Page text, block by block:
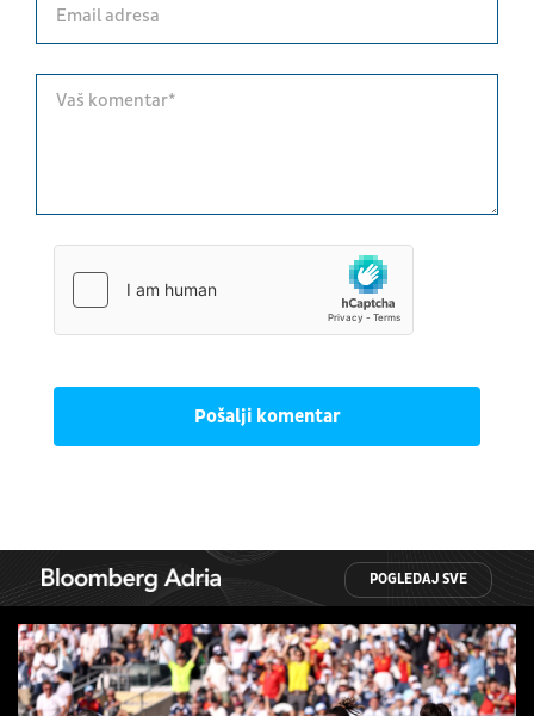
Pošalji komentar
POGLEDAJ SVE